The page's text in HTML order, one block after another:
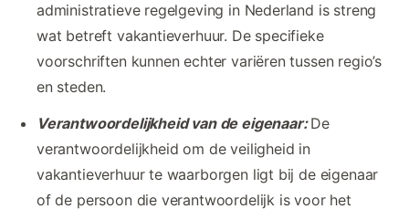
administratieve regelgeving in Nederland is streng
wat betreft vakantieverhuur. De specifieke
voorschriften kunnen echter variëren tussen regio’s
en steden.
Verantwoordelijkheid van de eigenaar:De
verantwoordelijkheid om de veiligheid in
vakantieverhuur te waarborgen ligt bij de eigenaar
of de persoon die verantwoordelijk is voor het